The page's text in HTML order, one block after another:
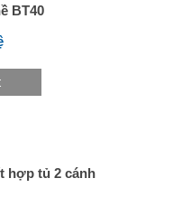
BT40
hợp tủ 2 cánh